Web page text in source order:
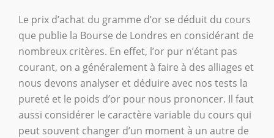
Le prix d’achat du gramme d’or se déduit du cours
que publie la Bourse de Londres en considérant de
nombreux critères. En effet, l’or pur n’étant pas
courant, on a généralement à faire à des alliages et
nous devons analyser et déduire avec nos tests la
pureté et le poids d’or pour nous prononcer. Il faut
aussi considérer le caractère variable du cours qui
peut souvent changer d’un moment à un autre de